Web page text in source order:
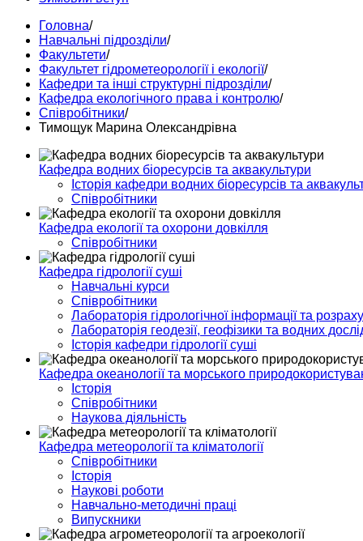
Головна/
Навчальні підрозділи/
Факультети/
Факультет гідрометеорології і екології/
Кафедри та інші структурні підрозділи/
Кафедра екологічного права і контролю/
Співробітники/
Тимощук Марина Олександрівна
Кафедра водних біоресурсів та аквакультури
Історія кафедри водних біоресурсів та
Співробітники
Кафедра екології та охорони довкілля
Співробітники
Кафедра гідрології суші
Навчальні курси
Співробітники
Лабораторія гідрологічної інформації та
Лабораторія геодезії, геофізики та водних
Історія кафедри гідрології суші
Кафедра океанології та морського
Історія
Співробітники
Наукова діяльність
Кафедра метеорології та кліматології
Співробітники
Історія
Наукові роботи
Навчально-методичні праці
Випускники